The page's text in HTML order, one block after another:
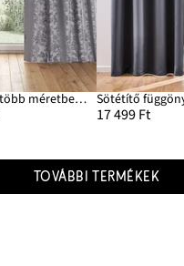
Sötétítő függöny, több méretben (1 darab)
17 499 Ft
TOVÁBBI TERMÉKEK